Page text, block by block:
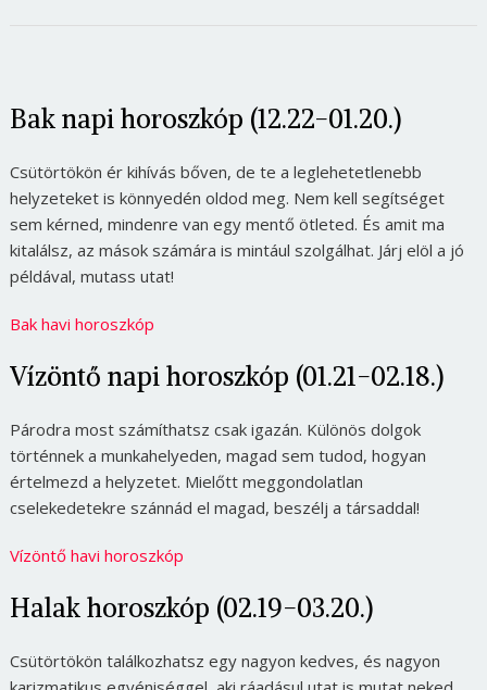
Bak napi horoszkóp (12.22-01.20.)
Csütörtökön ér kihívás bőven, de te a leglehetetlenebb
helyzeteket is könnyedén oldod meg. Nem kell segítséget
sem kérned, mindenre van egy mentő ötleted. És amit ma
kitalálsz, az mások számára is mintául szolgálhat. Járj elöl a jó
példával, mutass utat!
Bak havi horoszkóp
Vízöntő napi horoszkóp (01.21-02.18.)
Párodra most számíthatsz csak igazán. Különös dolgok
történnek a munkahelyeden, magad sem tudod, hogyan
értelmezd a helyzetet. Mielőtt meggondolatlan
cselekedetekre szánnád el magad, beszélj a társaddal!
Vízöntő havi horoszkóp
Halak horoszkóp (02.19-03.20.)
Csütörtökön találkozhatsz egy nagyon kedves, és nagyon